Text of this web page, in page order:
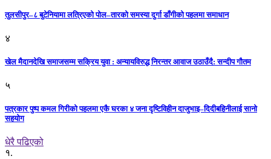
तुलसीपुर–८ बुटेनियामा लत्रिएको पोल–तारको समस्या दुर्गा डाँगीको पहलमा समाधान
४
खेल मैदानदेखि समाजसम्म सक्रिय युवा : अन्यायविरुद्ध निरन्तर आवाज उठाउँदै: सन्दीप गौतम
५
पत्रकार पुष्प कमल गिरीको पहलमा एकै घरका ४ जना दृष्टिविहीन दाजुभाइ–दिदीबहिनीलाई सानो
सहयोग
धेरै पढिएको
१.